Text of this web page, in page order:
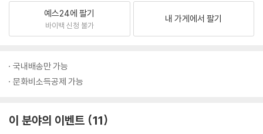
예스24에 팔기
바이백 신청 불가
내 가게에서 팔기
국내배송만 가능
문화비소득공제 가능
이 분야의 이벤트 11